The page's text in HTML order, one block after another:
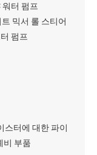
터 펌프
믹서 롤 스티어
펌프
스터에 대한 파이
비 부품